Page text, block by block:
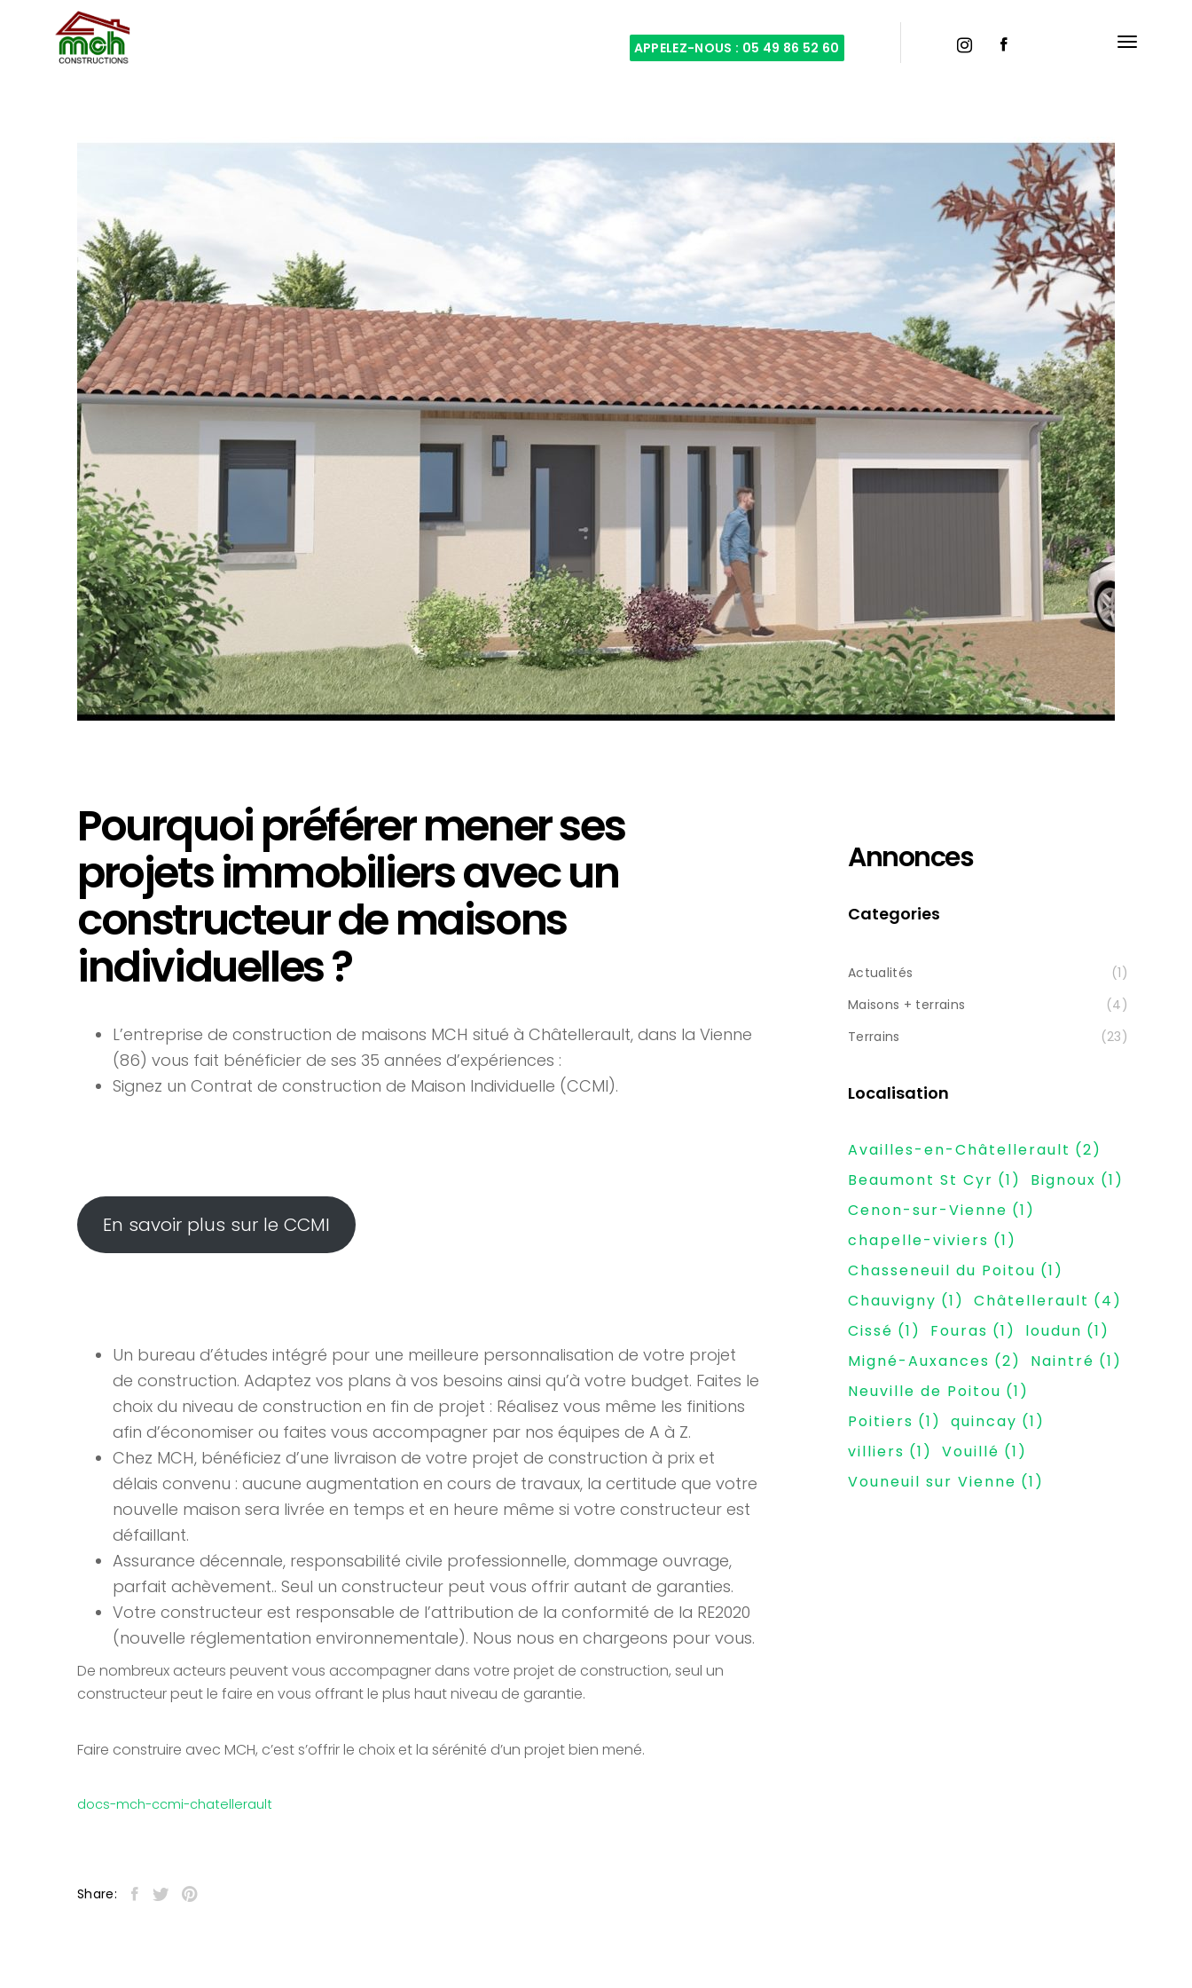
APPELEZ-NOUS : 05 49 86 52 60
Pourquoi préférer mener ses
projets immobiliers avec un
constructeur de maisons
individuelles ?
L’entreprise de construction de maisons MCH situé à Châtellerault, dans la Vienne
(86) vous fait bénéficier de ses 35 années d’expériences :
Signez un Contrat de construction de Maison Individuelle (CCMI).
En savoir plus sur le CCMI
Un bureau d’études intégré pour une meilleure personnalisation de votre projet
de construction. Adaptez vos plans à vos besoins ainsi qu’à votre budget. Faites le
choix du niveau de construction en fin de projet : Réalisez vous même les finitions
afin d’économiser ou faites vous accompagner par nos équipes de A à Z.
Chez MCH, bénéficiez d’une livraison de votre projet de construction à prix et
délais convenu : aucune augmentation en cours de travaux, la certitude que votre
nouvelle maison sera livrée en temps et en heure même si votre constructeur est
défaillant.
Assurance décennale, responsabilité civile professionnelle, dommage ouvrage,
parfait achèvement.. Seul un constructeur peut vous offrir autant de garanties.
Votre constructeur est responsable de l’attribution de la conformité de la RE2020
(nouvelle réglementation environnementale). Nous nous en chargeons pour vous.
De nombreux acteurs peuvent vous accompagner dans votre projet de construction, seul un
constructeur peut le faire en vous offrant le plus haut niveau de garantie.
Faire construire avec MCH, c’est s’offrir le choix et la sérénité d’un projet bien mené.
docs-mch-ccmi-chatellerault
Share:
Annonces
Categories
Actualités
(1)
Maisons + terrains
(4)
Terrains
(23)
Localisation
Availles-en-Châtellerault (2)
Beaumont St Cyr (1) Bignoux (1)
Cenon-sur-Vienne (1)
chapelle-viviers (1)
Chasseneuil du Poitou (1)
Chauvigny (1) Châtellerault (4)
Cissé (1) Fouras (1) loudun (1)
Migné-Auxances (2) Naintré (1)
Neuville de Poitou (1)
Poitiers (1) quincay (1)
villiers (1) Vouillé (1)
Vouneuil sur Vienne (1)